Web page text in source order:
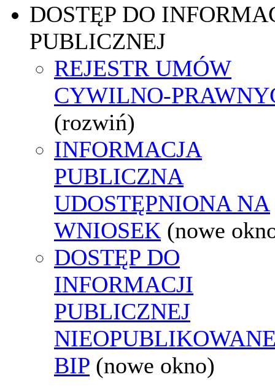
DOSTĘP DO
PUBLICZNEJ
REJESTR UMÓW
CYWILNO-
(rozwiń)
INFORMACJA
PUBLICZNA
UDOSTĘPNIONA NA
WNIOSEK (nowe
DOSTĘP DO
INFORMACJI
PUBLICZNEJ
BIP (nowe okno)